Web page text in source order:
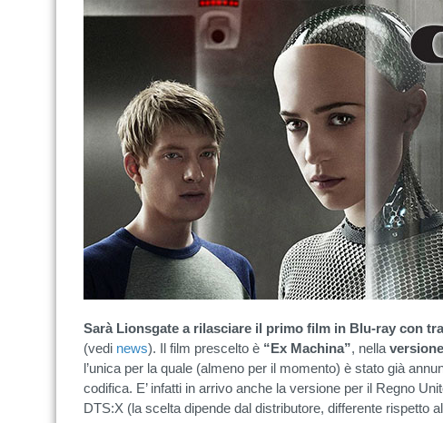
Sarà Lionsgate a rilasciare il primo film in Blu-ray con
(vedi news). Il film prescelto è “Ex Machina”, nella
l’unica per la quale (almeno per il momento) è stato già
codifica. E’ infatti in arrivo anche la versione per il Regno
DTS:X (la scelta dipende dal distributore, differente rispetto